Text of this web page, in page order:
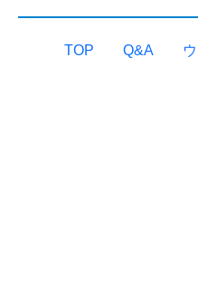
TOP Q&A